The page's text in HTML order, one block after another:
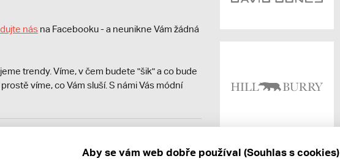
nás na Facebooku - a neunikne Vám žádná
trendy. Víme, v čem budete "šik" a co bude
víme, co Vám sluší. S námi Vás módní
u správce daně online; v případě
Aby se vám web dobře používal (Souhlas s cookies)